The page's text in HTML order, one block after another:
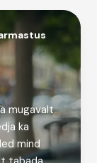
mugavalt
ka
mind